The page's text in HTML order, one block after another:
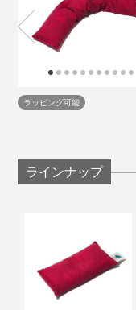
り、本を読んだり
やすい人気のカタ
この表情、ホンモノの反応で
「寝違えてしまっ
をしてくれて、笑
温めるとチェリー
が、「この香りが
と苦手」と、スタ
香りが気になる方
ラッピング可能
ラインナップ